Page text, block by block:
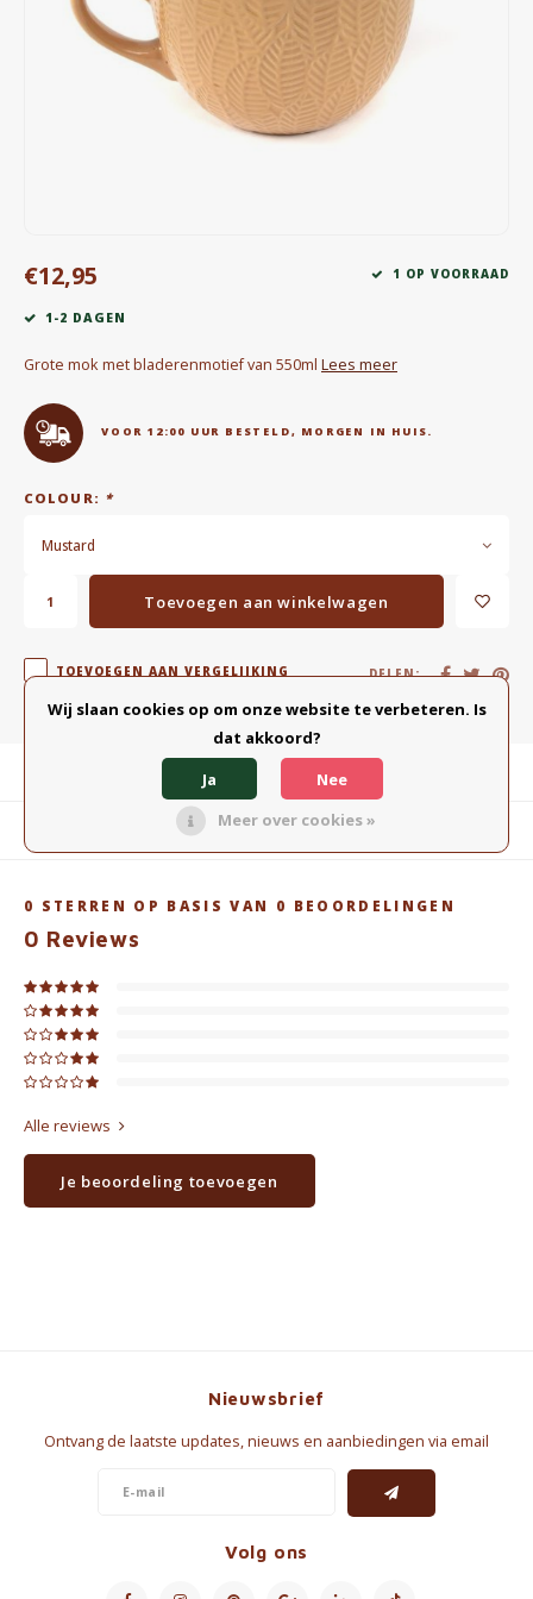
Waterkokers
Chocolade, granola en Drankpoeders
Outdoor accessoires
Happy stuff
€12,95 1 OP VOORRAAD
1-2 DAGEN
Grote mok met bladerenmotief van 550ml Lees meer
VOOR 12:00 UUR BESTELD, MORGEN IN HUIS.
COLOUR: *
Mustard
Toevoegen aan winkelwagen
TOEVOEGEN AAN VERGELIJKING DELEN:
Productomschrijving
Gerelateerde producten
0 STERREN OP BASIS VAN 0 BEOORDELINGEN
0 Reviews
Alle reviews
Je beoordeling toevoegen
Nieuwsbrief
Ontvang de laatste updates, nieuws en aanbiedingen via email
Volg ons
Wij slaan cookies op om onze website te verbeteren. Is
dat akkoord?
Ja
Nee
Meer over cookies »